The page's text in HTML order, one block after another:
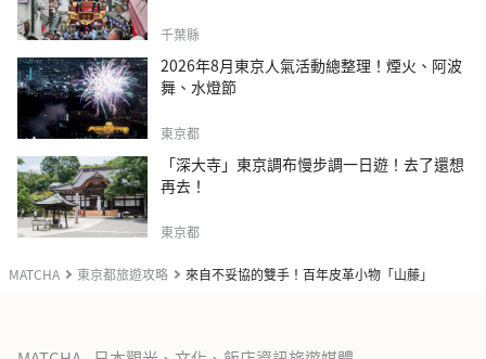
MATCHA 東京都旅遊攻略 來自不妥協的雙手！百年皮革小物「山藤」
千葉縣
2026年8月東京人氣活動總整理！煙火、阿波
舞、水燈節
東京都
「深大寺」東京調布慢步調一日遊！去了還想
再去！
東京都